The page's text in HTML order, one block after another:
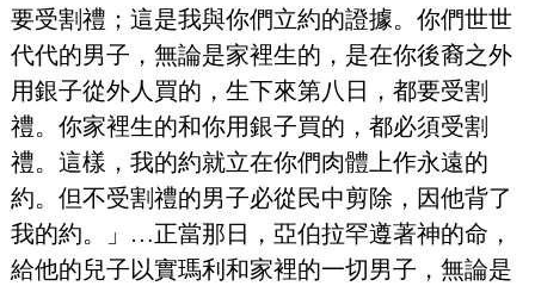
要受割禮；這是我與你們立約的證據。你們世世
代代的男子，無論是家裡生的，是在你後裔之外
用銀子從外人買的，生下來第八日，都要受割
禮。你家裡生的和你用銀子買的，都必須受割
禮。這樣，我的約就立在你們肉體上作永遠的
約。但不受割禮的男子必從民中剪除，因他背了
我的約。」…正當那日，亞伯拉罕遵著神的命，
給他的兒子以實瑪利和家裡的一切男子，無論是